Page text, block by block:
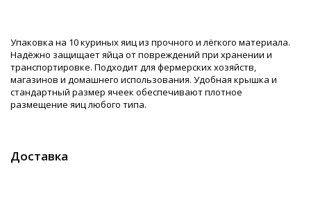
Упаковка на 10 куриных яиц из прочного и лёгкого материала.
Надёжно защищает яйца от повреждений при хранении и
транспортировке. Подходит для фермерских хозяйств,
магазинов и домашнего использования. Удобная крышка и
стандартный размер ячеек обеспечивают плотное
размещение яиц любого типа.
Доставка